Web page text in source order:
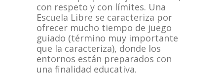
con respeto y con límites. Una
Escuela Libre se caracteriza por
ofrecer mucho tiempo de juego
guiado (término muy importante
que la caracteriza), donde los
entornos están preparados con
una finalidad educativa.